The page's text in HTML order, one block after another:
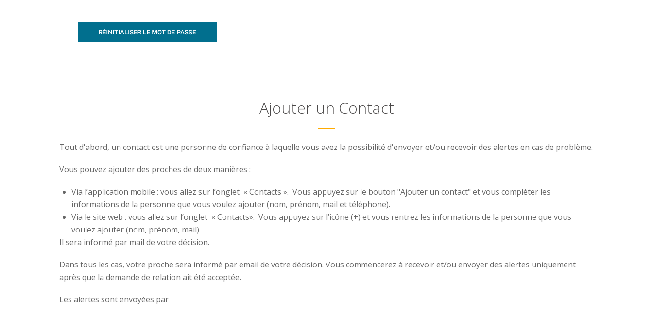
Ajouter un Contact
Tout d'abord, un contact est une personne de confiance à laquelle vous avez la possibilité d'envoyer et/ou recevoir des alertes en cas de problème.
Vous pouvez ajouter des proches de deux manières :
Via l’application mobile : vous allez sur l’onglet « Contacts ». Vous appuyez sur le bouton "Ajouter un contact" et vous compléter les
informations de la personne que vous voulez ajouter (nom, prénom, mail et téléphone).
Via le site web : vous allez sur l’onglet « Contacts». Vous appuyez sur l’icône (+) et vous rentrez les informations de la personne que vous
voulez ajouter (nom, prénom, mail).
Il sera informé par mail de votre décision.
Dans tous les cas, votre proche sera informé par email de votre décision. Vous commencerez à recevoir et/ou envoyer des alertes uniquement
après que la demande de relation ait été acceptée.
Les alertes sont envoyées par